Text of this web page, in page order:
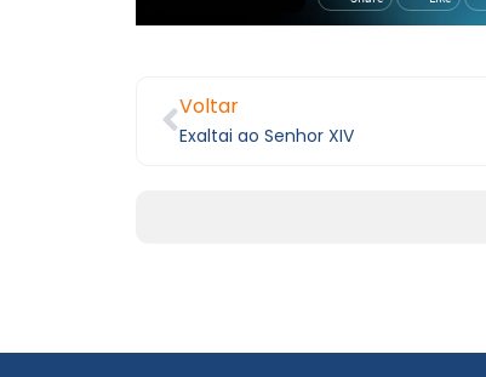
Voltar
Exaltai ao Senhor XIV